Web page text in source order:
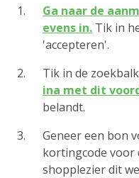
Ga naar de
evens in. Tik in
'accepteren'.
Tik in de
ina met dit
belandt.
Geneer een bon
kortingcode voor
shopplezier dit